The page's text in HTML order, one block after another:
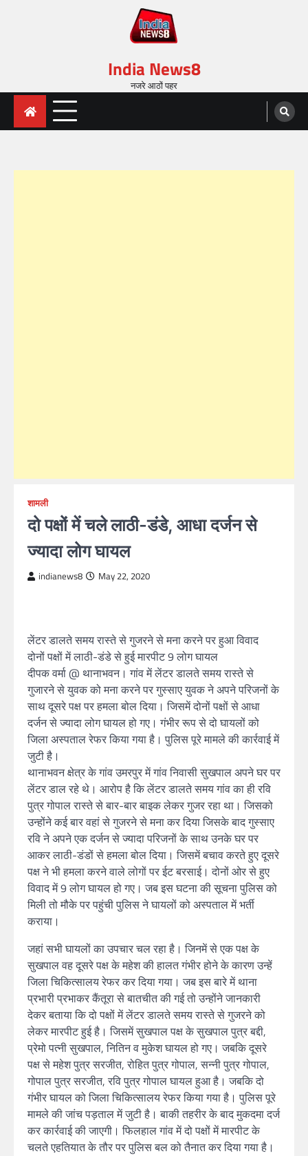
India News8
नजरे आठों पहर
शामली
दो पक्षों में चले लाठी-डंडे, आधा दर्जन से
ज्यादा लोग घायल
indianews8 May 22, 2020
लेंटर डालते समय रास्ते से गुजरने से मना करने पर हुआ विवाद
दोनों पक्षों में लाठी-डंडे से हुई मारपीट 9 लोग घायल
दीपक वर्मा @ थानाभवन। गांव में लेंटर डालते समय रास्ते से
गुजारने से युवक को मना करने पर गुस्साए युवक ने अपने परिजनों के
साथ दूसरे पक्ष पर हमला बोल दिया। जिसमें दोनों पक्षों से आधा
दर्जन से ज्यादा लोग घायल हो गए। गंभीर रूप से दो घायलों को
जिला अस्पताल रेफर किया गया है। पुलिस पूरे मामले की कार्रवाई में
जुटी है।
थानाभवन क्षेत्र के गांव उमरपुर में गांव निवासी सुखपाल अपने घर पर
लेंटर डाल रहे थे। आरोप है कि लेंटर डालते समय गांव का ही रवि
पुत्र गोपाल रास्ते से बार-बार बाइक लेकर गुजर रहा था। जिसको
उन्होंने कई बार वहां से गुजरने से मना कर दिया जिसके बाद गुस्साए
रवि ने अपने एक दर्जन से ज्यादा परिजनों के साथ उनके घर पर
आकर लाठी-डंडों से हमला बोल दिया। जिसमें बचाव करते हुए दूसरे
पक्ष ने भी हमला करने वाले लोगों पर ईट बरसाई। दोनों ओर से हुए
विवाद में 9 लोग घायल हो गए। जब इस घटना की सूचना पुलिस को
मिली तो मौके पर पहुंची पुलिस ने घायलों को अस्पताल में भर्ती
कराया।
जहां सभी घायलों का उपचार चल रहा है। जिनमें से एक पक्ष के
सुखपाल वह दूसरे पक्ष के महेश की हालत गंभीर होने के कारण उन्हें
जिला चिकित्सालय रेफर कर दिया गया। जब इस बारे में थाना
प्रभारी प्रभाकर कैंतूरा से बातचीत की गई तो उन्होंने जानकारी
देकर बताया कि दो पक्षों में लेंटर डालते समय रास्ते से गुजरने को
लेकर मारपीट हुई है। जिसमें सुखपाल पक्ष के सुखपाल पुत्र बद्दी,
प्रेमो पत्नी सुखपाल, नितिन व मुकेश घायल हो गए। जबकि दूसरे
पक्ष से महेश पुत्र सरजीत, रोहित पुत्र गोपाल, सन्नी पुत्र गोपाल,
गोपाल पुत्र सरजीत, रवि पुत्र गोपाल घायल हुआ है। जबकि दो
गंभीर घायल को जिला चिकित्सालय रेफर किया गया है। पुलिस पूरे
मामले की जांच पड़ताल में जुटी है। बाकी तहरीर के बाद मुकदमा दर्ज
कर कार्रवाई की जाएगी। फिलहाल गांव में दो पक्षों में मारपीट के
चलते एहतियात के तौर पर पुलिस बल को तैनात कर दिया गया है।